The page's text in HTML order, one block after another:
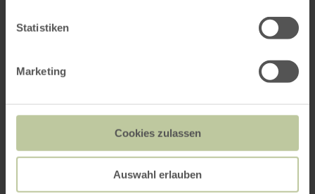
Statistiken
Marketing
Cookies zulassen
Auswahl erlauben
Pfarrkirche St. Clemens und
Salvatorkirche